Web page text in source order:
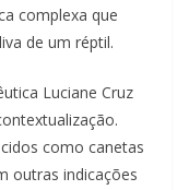
complexa que
de um réptil.
Luciane Cruz
como canetas
outras indicações